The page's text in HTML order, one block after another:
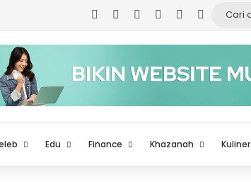
FacebookYouTubeInstagram
TikTokLog In
Edu Finance Khazanah Kuliner